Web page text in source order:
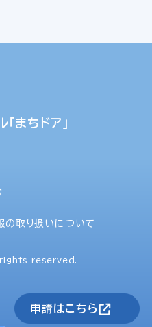
申請はこちら
まちドア」
の取り扱いについて
reserved.